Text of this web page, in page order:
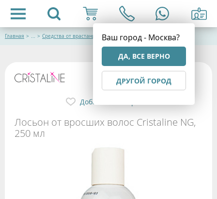
Ваш город - Москва?
ДА, ВСЕ ВЕРНО
ДРУГОЙ ГОРОД
Главная > ... > Средства от врастания волос
Лосьон от вросших волос Cristaline NG,
250 мл
Добавить в избранное